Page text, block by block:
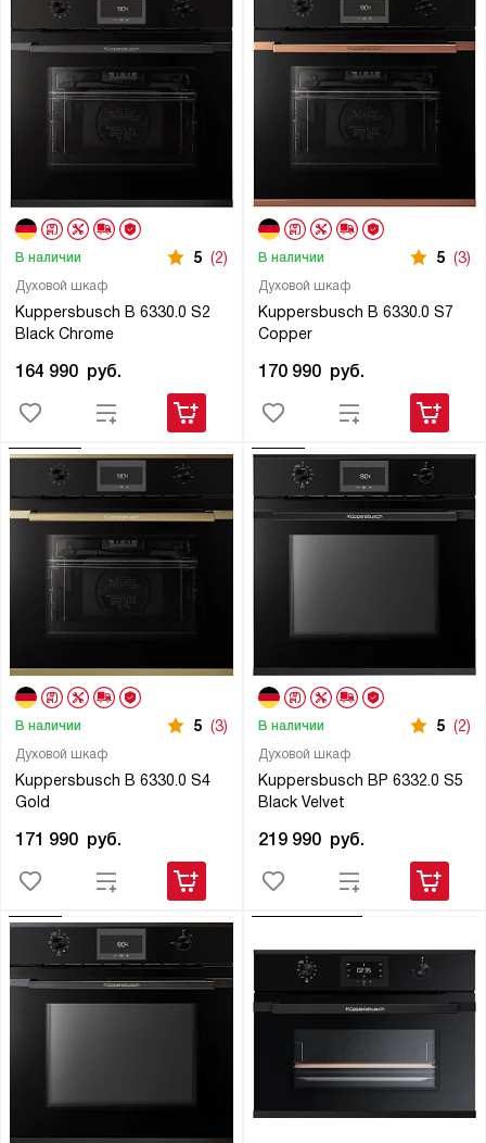
Духовой шкаф
Kuppersbusch B 6330.0 S2
Black Chrome
В наличии 5 (2)
164 990 руб.
Духовой шкаф
Kuppersbusch B 6330.0 S7
Copper
В наличии 5 (3)
170 990 руб.
Духовой шкаф
Kuppersbusch B 6330.0 S4
Gold
В наличии 5 (3)
171 990 руб.
Духовой шкаф
Kuppersbusch BP 6332.0 S5
Black Velvet
В наличии 5 (2)
219 990 руб.